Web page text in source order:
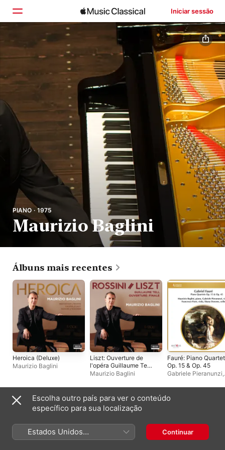
Iniciar sessão
Início
Explorar
PIANO · 1975
Maurizio Baglini
Álbuns mais recentes
Heroica (Deluxe)
Maurizio Baglini
Liszt: Ouverture de
l'opéra Guillaume Tell
de Rossini, S. 552: IV.
- Single
Maurizio Baglini
Fauré: Piano
Op. 15 & Op. 45
Gabriele Pieranunzi,
Downes,Francesco
Álbuns ao vivo
Escolha outro país para ver o conteúdo
específico para sua localização
Estados Unidos
(Português Brasil)
Continuar